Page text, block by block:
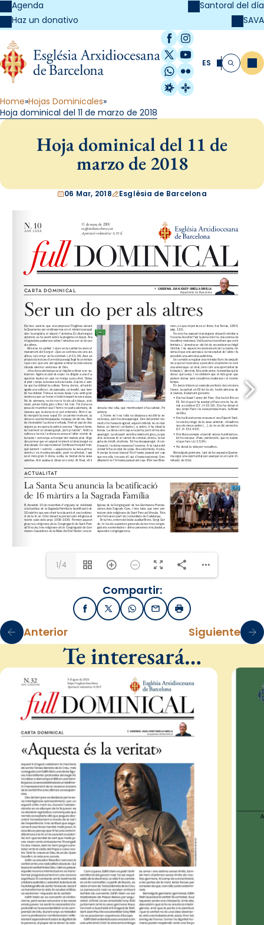
Agenda
Haz un donativo
Santoral del día
SAVA
Facebook
Instagram
X / Twitter
YouTube
WhatsApp
Flickr
Radio Estel
Catalunya
ES Buscar
Home Hojas Dominicales
Hoja dominical del 11 de marzo de 2018
Hoja dominical del 11 de
marzo de 2018
06 Mar, 2018 Església de Barcelona
1/4
Compartir:
FacebookX / TwitterWhatsApp
EmailImprimir
Anterior Siguiente
Te interesará…